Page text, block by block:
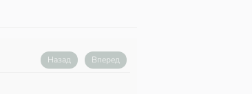
Назад Вперед